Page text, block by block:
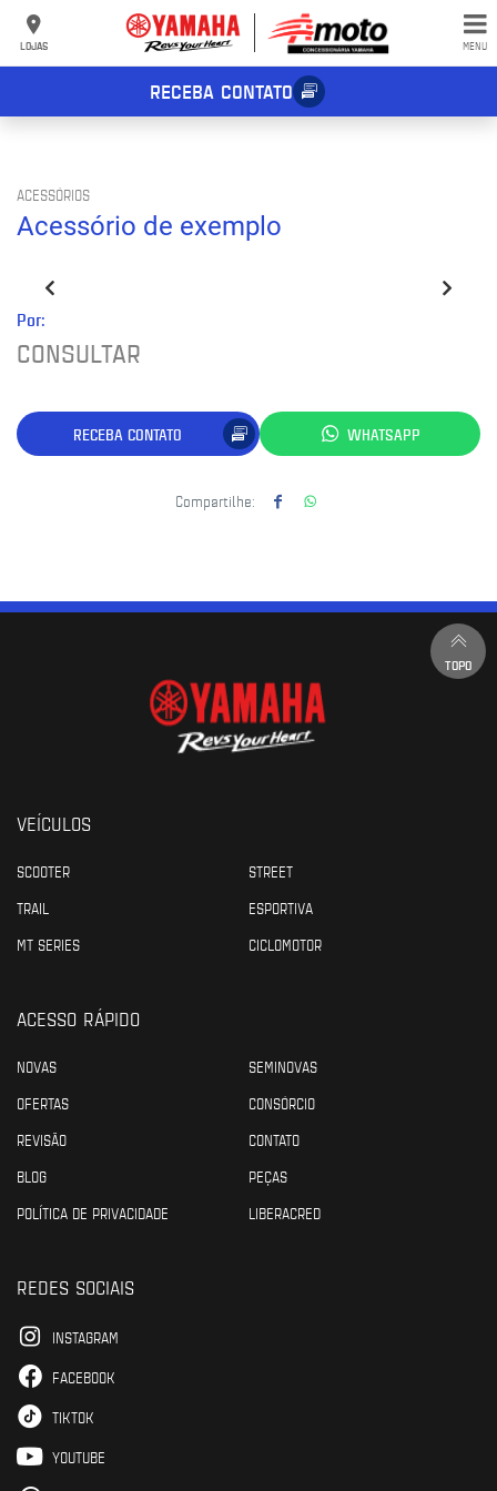
LOJAS MENU
RECEBA CONTATO
ACESSÓRIOS
Acessório de exemplo
Por:
CONSULTAR
RECEBA CONTATO WHATSAPP
Compartilhe:
TOPO
VEÍCULOS
SCOOTER
STREET
TRAIL
ESPORTIVA
MT SERIES
CICLOMOTOR
ACESSO RÁPIDO
NOVAS
SEMINOVAS
OFERTAS
CONSÓRCIO
REVISÃO
CONTATO
BLOG
PEÇAS
POLÍTICA DE PRIVACIDADE
LIBERACRED
REDES SOCIAIS
INSTAGRAM
FACEBOOK
TIKTOK
YOUTUBE